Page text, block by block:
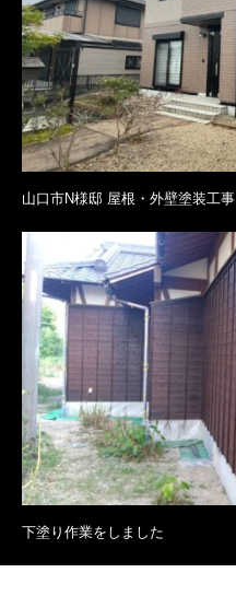
山口市N様邸 屋根・外壁塗装工事
下塗り作業をしました